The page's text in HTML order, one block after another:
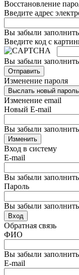
Восстановление
Введите адрес
Вы забыли
Введите код с
Вы забыли
Отправить
Изменение пароля
Выслать новый пароль
Изменение email
Новый E-mail
Вы забыли
Изменить
Вход в систему
E-mail
Вы забыли
Пароль
Вы забыли
Вход
Обратная связь
ФИО
Вы забыли
E-mail